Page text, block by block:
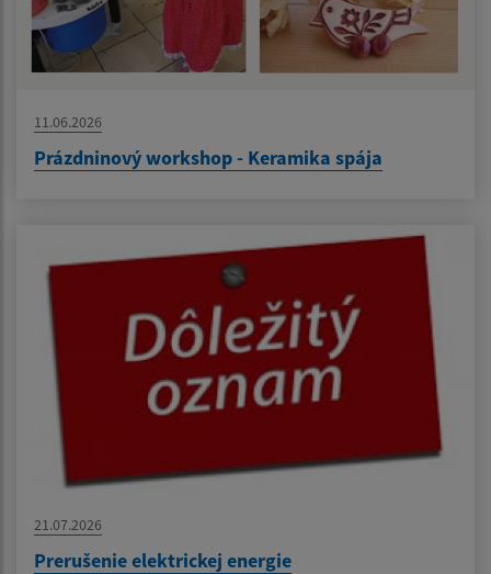
11.06.2026
Prázdninový workshop - Keramika spája
21.07.2026
Prerušenie elektrickej energie